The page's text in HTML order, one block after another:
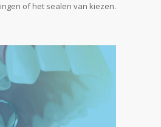
of het sealen van kiezen.